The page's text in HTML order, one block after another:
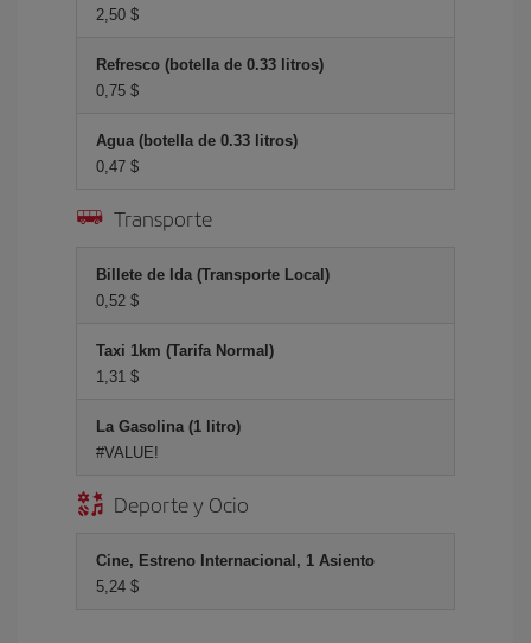
2,50 $
Refresco (botella de 0.33 litros)
0,75 $
Agua (botella de 0.33 litros)
0,47 $
Transporte
Billete de Ida (Transporte Local)
0,52 $
Taxi 1km (Tarifa Normal)
1,31 $
La Gasolina (1 litro)
#VALUE!
Deporte y Ocio
Cine, Estreno Internacional, 1 Asiento
5,24 $